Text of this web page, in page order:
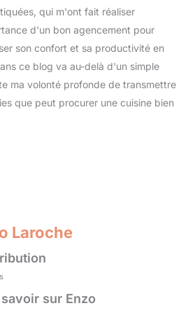
qui m'ont fait réaliser
d'un bon agencement pour
son confort et sa productivité en
ce blog va au-delà d'un simple
ma volonté profonde de transmettre
que peut procurer une cuisine bien
Laroche
sur Enzo